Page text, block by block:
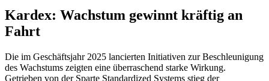
Kardex: Wachstum gewinnt kräftig an
Fahrt
Die im Geschäftsjahr 2025 lancierten Initiativen zur Beschleunigung
des Wachstums zeigten eine überraschend starke Wirkung.
Getrieben von der Sparte Standardized Systems stieg der